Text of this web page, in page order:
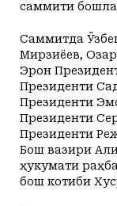
саммити
Саммитда
Мирзиёев,
Эрон
Президенти
Президенти
Президенти
Президенти
Бош вазири
ҳукумати
бош котиби